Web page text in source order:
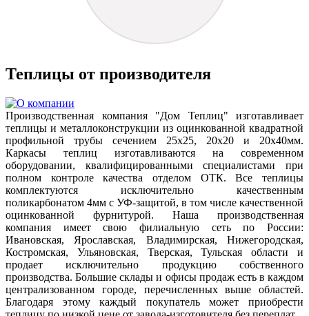
Теплицы от производителя
Производственная компания "Дом Теплиц" изготавливает
теплицы и металлоконструкции из оцинкованной квадратной
профильной трубы сечением 25х25, 20х20 и 20х40мм.
Каркасы теплиц изготавливаются на современном
оборудовании, квалифицированными специалистами при
полном контроле качества отделом ОТК. Все теплицы
комплектуются исключительно качественным
поликарбонатом 4мм с УФ-защитой, в том числе качественной
оцинкованной фурнитурой. Наша производственная
компания имеет свою филиальную сеть по России:
Ивановская, Ярославская, Владимирская, Нижегородская,
Костромская, Ульяновская, Тверская, Тульская области и
продает исключительно продукцию собственного
производства. Большие склады и офисы продаж есть в каждом
централизованном городе, перечисленных выше областей.
Благодаря этому каждый покупатель может приобрести